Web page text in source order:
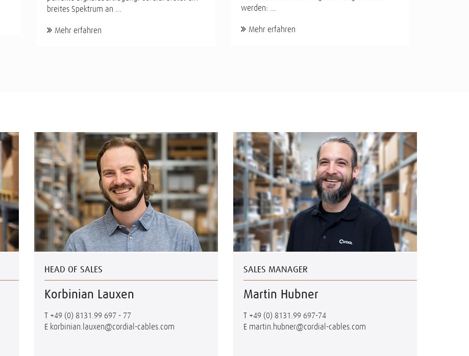
breites Spektrum an ...
Mehr erfahren
werden: ...
Mehr erfahren
HEAD OF SALES
Korbinian Lauxen
T +49 (0) 8131.99 697 - 77
E korbinian.lauxen@cordial-cables.com
SALES MANAGER
Martin Hubner
T +49 (0) 8131.99 697-74
E martin.hubner@cordial-cables.com